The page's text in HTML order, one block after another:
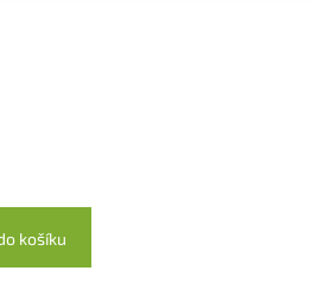
košíku